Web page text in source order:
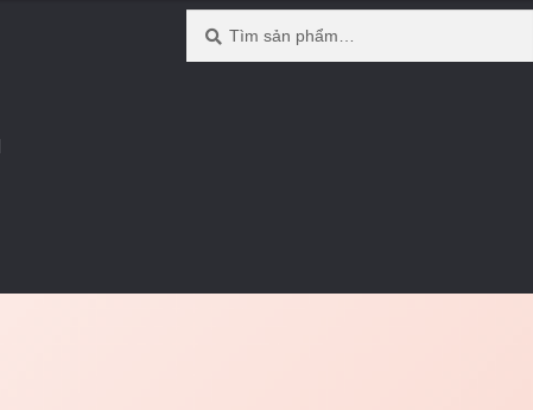
kiếm:
kiếm